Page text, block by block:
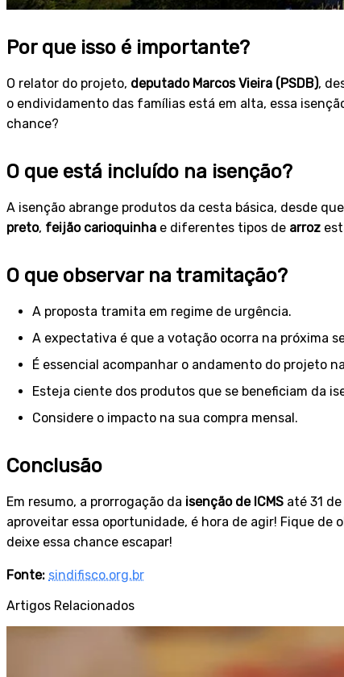
Por que isso é importante?
O relator do projeto, deputado Marcos Vieira (PSDB),
o endividamento das famílias está em alta, essa
chance?
O que está incluído na isenção?
A isenção abrange produtos da cesta básica, desde
preto, feijão carioquinha e diferentes tipos de arroz
O que observar na tramitação?
A proposta tramita em regime de urgência.
A expectativa é que a votação ocorra na próxima
É essencial acompanhar o andamento do projeto
Esteja ciente dos produtos que se beneficiam da
Considere o impacto na sua compra mensal.
Conclusão
Em resumo, a prorrogação da isenção de ICMS até 31
aproveitar essa oportunidade, é hora de agir! Fique
deixe essa chance escapar!
Fonte: sindifisco.org.br
Artigos Relacionados